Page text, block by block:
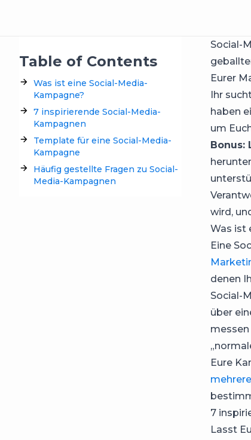
Table of Contents
Was ist eine Social-Media-
Kampagne?
7 inspirierende Social-Media-
Kampagnen
Template für eine Social-Media-
Kampagne
Häufig gestellte Fragen zu Social-
Media-Kampagnen
Social-
Eurer
Ihr
haben
um
Bonus:
wird,
Was ist
Eine
denen
Social-
über
Eure
7
Lasst